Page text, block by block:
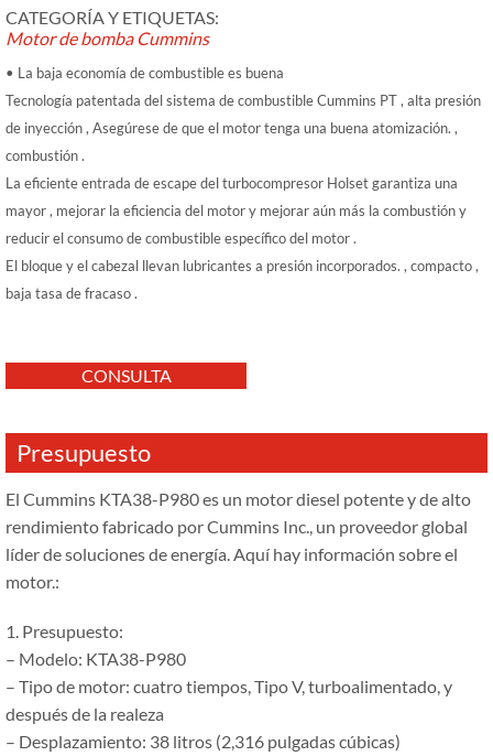
CATEGORÍA Y ETIQUETAS:
Motor de bomba Cummins
• La baja economía de combustible es buena
Tecnología patentada del sistema de combustible Cummins PT , alta presión
de inyección , Asegúrese de que el motor tenga una buena atomización. ,
combustión .
La eficiente entrada de escape del turbocompresor Holset garantiza una
mayor , mejorar la eficiencia del motor y mejorar aún más la combustión y
reducir el consumo de combustible específico del motor .
El bloque y el cabezal llevan lubricantes a presión incorporados. , compacto ,
baja tasa de fracaso .
CONSULTA
Presupuesto
El Cummins KTA38-P980 es un motor diesel potente y de alto
rendimiento fabricado por Cummins Inc., un proveedor global
líder de soluciones de energía. Aquí hay información sobre el
motor.:
1. Presupuesto:
– Modelo: KTA38-P980
– Tipo de motor: cuatro tiempos, Tipo V, turboalimentado, y
después de la realeza
– Desplazamiento: 38 litros (2,316 pulgadas cúbicas)